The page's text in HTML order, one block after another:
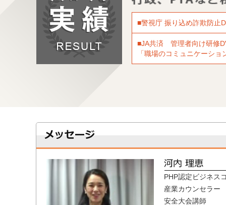
■警視庁 振り込め詐欺防止
■JA共済 管理者向け研修
「職場のコミュニケーシ
PHP認定ビジネス
産業カウンセラー
安全大会講師